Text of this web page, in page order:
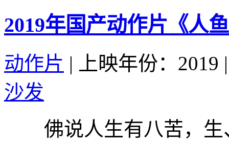
2019年国产动作片《人
动作片 | 上映年份：2019 |
沙发
佛说人生有八苦，生